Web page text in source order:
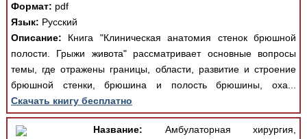
Формат: pdf
Язык: Русский
Описание: Книга "Клиническая анатомия стенок брюшной
полости. Грыжи живота" рассматривает основные вопросы
темы, где отражены границы, области, развитие и строение
брюшной стенки, брюшина и полость брюшины, оха...
Скачать книгу бесплатно
Название: Амбулаторная хирургия,